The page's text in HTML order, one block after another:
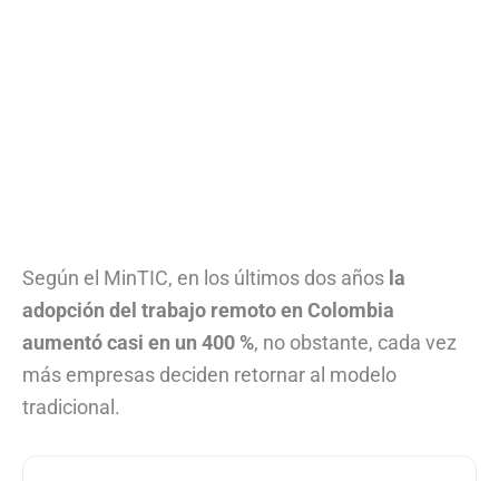
Según el MinTIC, en los últimos dos años la
adopción del trabajo remoto en Colombia
aumentó casi en un 400 %, no obstante, cada vez
más empresas deciden retornar al modelo
tradicional.